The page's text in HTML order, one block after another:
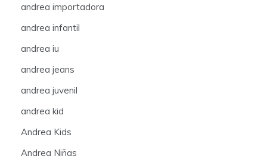
andrea importadora
andrea infantil
andrea iu
andrea jeans
andrea juvenil
andrea kid
Andrea Kids
Andrea Niñas